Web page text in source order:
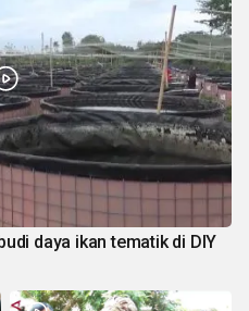
daya ikan tematik di DIY